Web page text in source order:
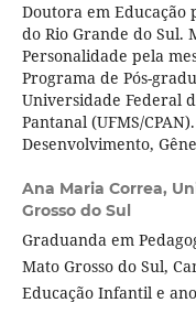
Doutora em Educação
do Rio Grande do Sul.
Personalidade pela
Programa de Pós-
Universidade Federal
Pantanal (UFMS/
Desenvolvimento,
Ana Maria Correa,
Grosso do Sul
Graduanda em
Mato Grosso do Sul,
Educação Infantil e